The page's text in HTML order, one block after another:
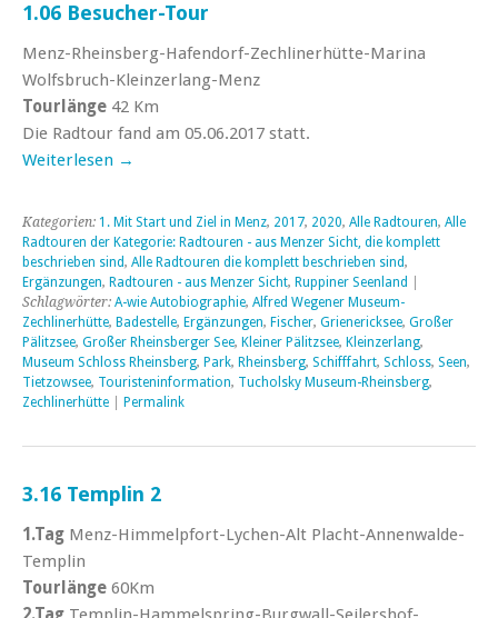
1.06 Besucher-Tour
Menz-Rheinsberg-Hafendorf-Zechlinerhütte-Marina
Wolfsbruch-Kleinzerlang-Menz
Tourlänge 42 Km
Die Radtour fand am 05.06.2017 statt.
Weiterlesen →
Kategorien: 1. Mit Start und Ziel in Menz, 2017, 2020, Alle Radtouren, Alle
Radtouren der Kategorie: Radtouren - aus Menzer Sicht, die komplett
beschrieben sind, Alle Radtouren die komplett beschrieben sind,
Ergänzungen, Radtouren - aus Menzer Sicht, Ruppiner Seenland
Schlagwörter: A-wie Autobiographie, Alfred Wegener Museum-
Zechlinerhütte, Badestelle, Ergänzungen, Fischer, Grienericksee, Großer
Pälitzsee, Großer Rheinsberger See, Kleiner Pälitzsee, Kleinzerlang,
Museum Schloss Rheinsberg, Park, Rheinsberg, Schifffahrt, Schloss, Seen,
Tietzowsee, Touristeninformation, Tucholsky Museum-Rheinsberg,
Zechlinerhütte
Permalink
3.16 Templin 2
1.Tag Menz-Himmelpfort-Lychen-Alt Placht-Annenwalde-
Templin
Tourlänge 60Km